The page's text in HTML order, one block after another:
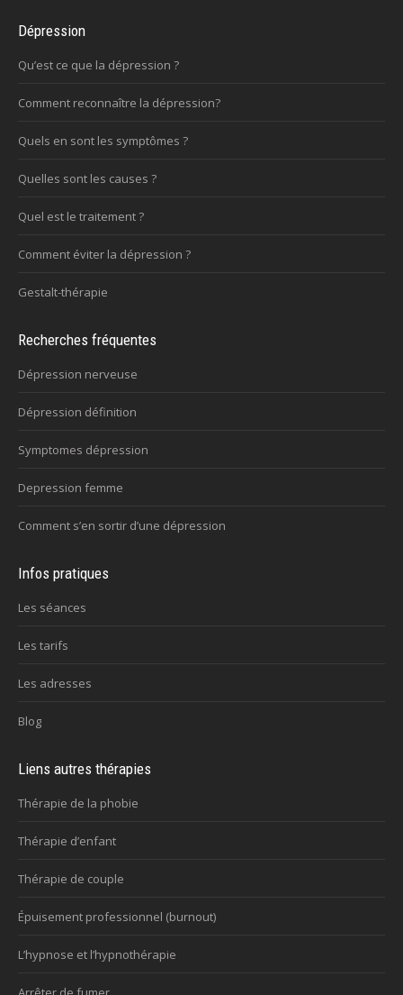
Dépression
Qu’est ce que la dépression ?
Comment reconnaître la dépression?
Quels en sont les symptômes ?
Quelles sont les causes ?
Quel est le traitement ?
Comment éviter la dépression ?
Gestalt-thérapie
Recherches fréquentes
Dépression nerveuse
Dépression définition
Symptomes dépression
Depression femme
Comment s’en sortir d’une dépression
Infos pratiques
Les séances
Les tarifs
Les adresses
Blog
Liens autres thérapies
Thérapie de la phobie
Thérapie d’enfant
Thérapie de couple
Épuisement professionnel (burnout)
L’hypnose et l’hypnothérapie